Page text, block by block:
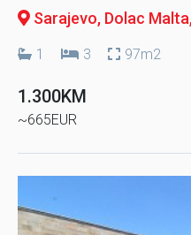
Sarajevo, Dolac Malta
1 3 97m2
1.300KM
~665EUR